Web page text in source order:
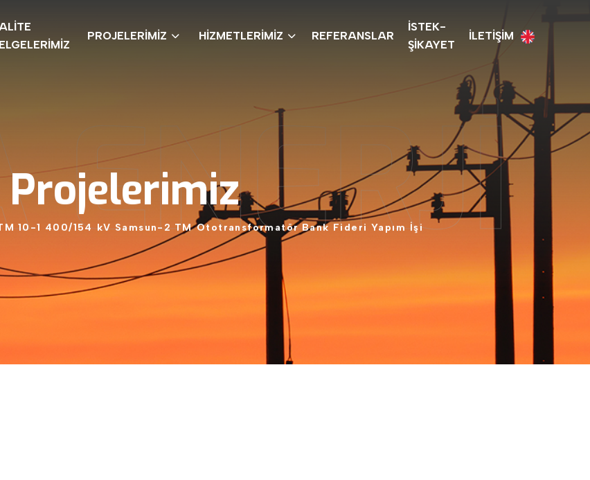
PROJELERİMİZ HİZMETLERİMİZ REFERANSLAR
İSTEK-
ŞİKAYET
İLETİŞİM
ENERJİ
Projelerimiz
10-1 400/154 kV Samsun-2 TM Ototransformatör Bank Fideri Yapım İşi